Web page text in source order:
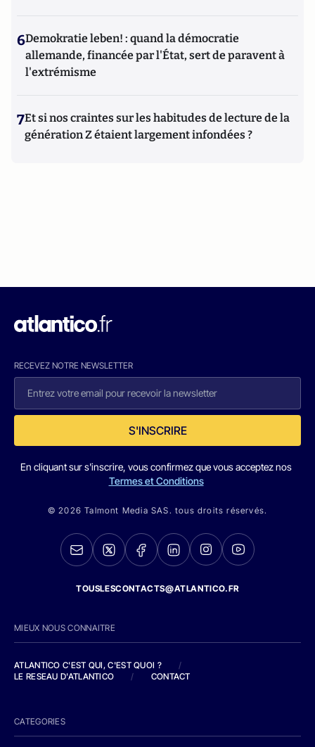
6Demokratie leben! : quand la démocratie
allemande, financée par l'État, sert de paravent à
l'extrémisme
7Et si nos craintes sur les habitudes de lecture de la
génération Z étaient largement infondées ?
RECEVEZ NOTRE NEWSLETTER
S'INSCRIRE
En cliquant sur s'inscrire, vous confirmez que vous acceptez nos
Termes et Conditions
© 2026 Talmont Media SAS. tous droits réservés.
TOUSLESCONTACTS@ATLANTICO.FR
MIEUX NOUS CONNAITRE
ATLANTICO C'EST QUI, C'EST QUOI ?
/
LE RESEAU D'ATLANTICO
/ CONTACT
CATEGORIES